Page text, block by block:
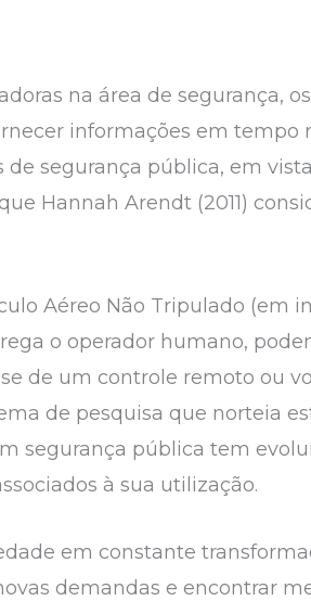
na área de segurança,
informações em tempo
segurança pública, em
Hannah Arendt (2011)
Aéreo Não Tripulado (em
o operador humano,
de um controle remoto ou
de pesquisa que norteia
segurança pública tem
à sua utilização.
em constante
demandas e encontrar